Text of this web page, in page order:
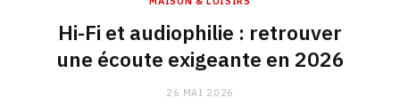
Hi-Fi et audiophilie : retrouver
une écoute exigeante en 2026
26 MAI 2026